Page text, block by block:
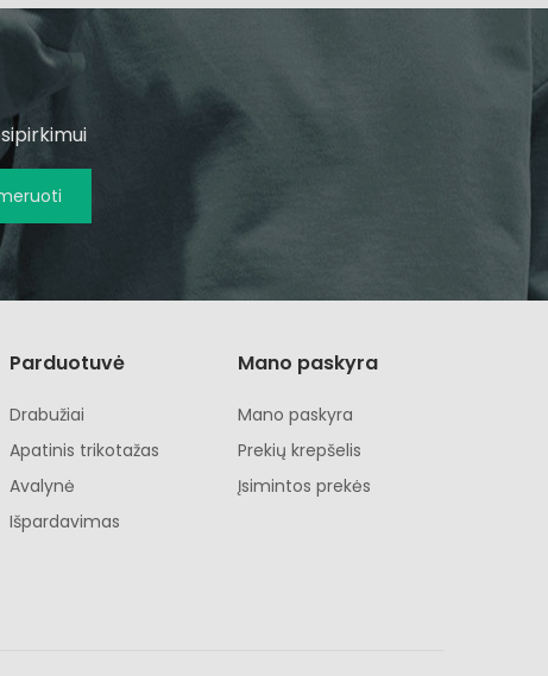
Parduotuvė
Drabužiai
Apatinis trikotažas
Avalynė
Išpardavimas
Mano paskyra
Mano paskyra
Prekių krepšelis
Įsimintos prekės